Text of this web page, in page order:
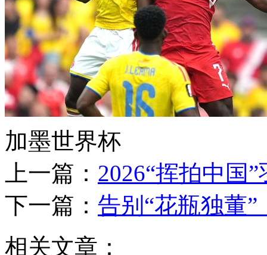
加墨世界杯
上一篇： 2026“挥拍中国
下一篇： 告别“花瓶独董
相关文章：